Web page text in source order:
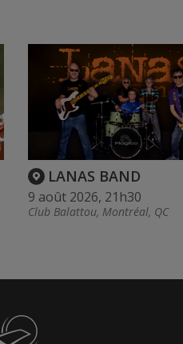
LANAS BAND
9 août 2026, 21h30
Club Balattou, Montréal, QC